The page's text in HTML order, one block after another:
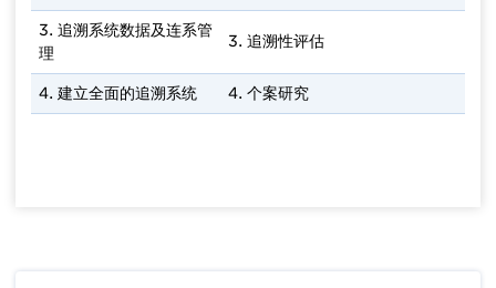
3. 追溯系统数据及连系管
理
3. 追溯性评估
4. 建立全面的追溯系统 4. 个案研究